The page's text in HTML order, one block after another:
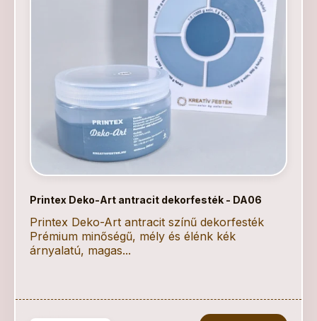
Printex Deko-Art antracit dekorfesték - DA06
Printex Deko-Art antracit színű dekorfesték
Prémium minőségű, mély és élénk kék
árnyalatú, magas...